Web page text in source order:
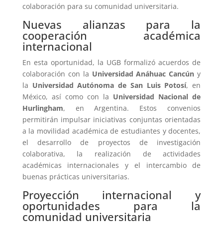
colaboración para su comunidad universitaria.
Nuevas alianzas para la
cooperación académica
internacional
En esta oportunidad, la UGB formalizó acuerdos de
colaboración con la Universidad Anáhuac Cancún y
la Universidad Autónoma de San Luis Potosí, en
México, así como con la Universidad Nacional de
Hurlingham, en Argentina. Estos convenios
permitirán impulsar iniciativas conjuntas orientadas
a la movilidad académica de estudiantes y docentes,
el desarrollo de proyectos de investigación
colaborativa, la realización de actividades
académicas internacionales y el intercambio de
buenas prácticas universitarias.
Proyección internacional y
oportunidades para la
comunidad universitaria